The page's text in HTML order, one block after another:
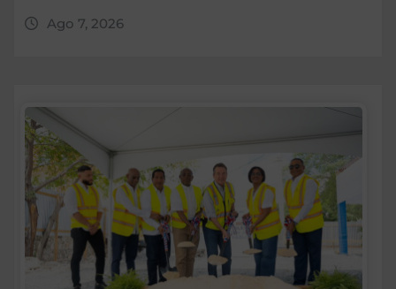
Ago 7, 2026